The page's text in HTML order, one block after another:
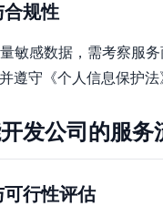
规性
敏感数据，需考察服
遵守《个人信息保护法
发公司的服务
行性评估